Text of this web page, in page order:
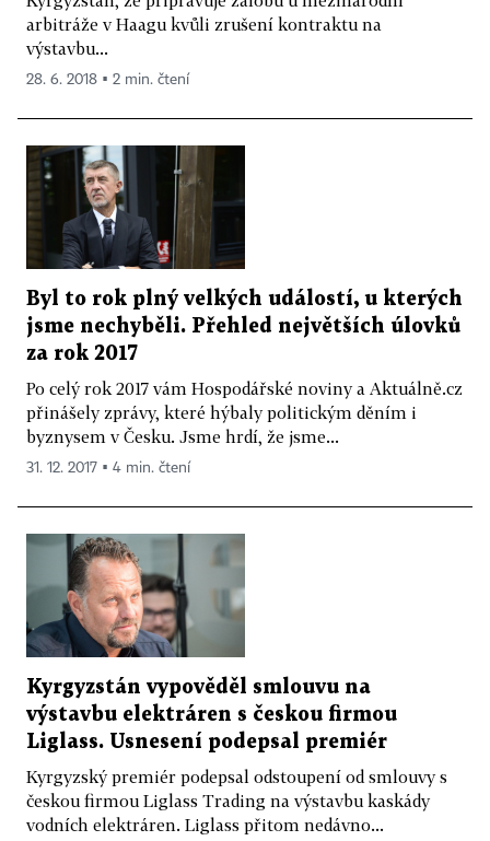
arbitráže v Haagu kvůli zrušení kontraktu na
výstavbu...
28. 6. 2018 ▪ 2 min. čtení
Byl to rok plný velkých událostí, u kterých
jsme nechyběli. Přehled největších úlovků
za rok 2017
Po celý rok 2017 vám Hospodářské noviny a Aktuálně.cz
přinášely zprávy, které hýbaly politickým děním i
byznysem v Česku. Jsme hrdí, že jsme...
31. 12. 2017 ▪ 4 min. čtení
Kyrgyzstán vypověděl smlouvu na
výstavbu elektráren s českou firmou
Liglass. Usnesení podepsal premiér
Kyrgyzský premiér podepsal odstoupení od smlouvy s
českou firmou Liglass Trading na výstavbu kaskády
vodních elektráren. Liglass přitom nedávno...